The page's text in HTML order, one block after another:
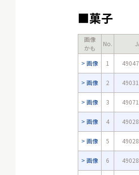
■菓子
画像
かも
No.
画像 1
画像 2
画像 3
画像 4
画像 5
画像 6